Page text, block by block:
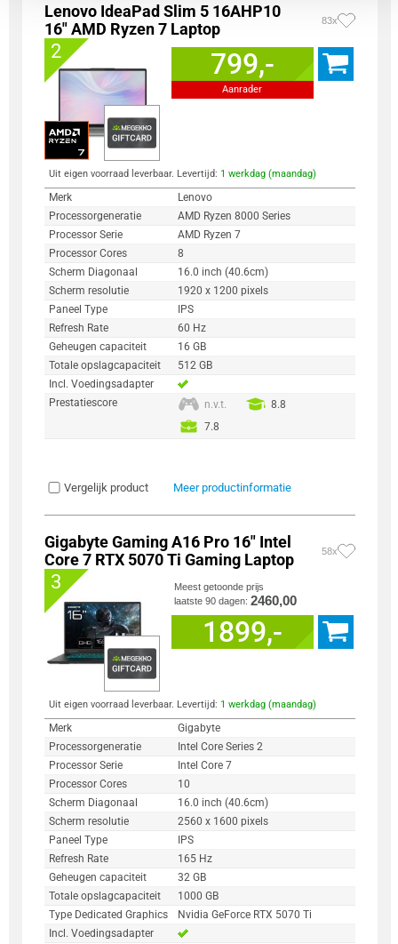
Lenovo IdeaPad Slim 5 16AHP10
16" AMD Ryzen 7 Laptop
83x
2 799,-
Aanrader
Uit eigen voorraad leverbaar. Levertijd: 1 werkdag (maandag)
Merk
Lenovo
Processorgeneratie
AMD Ryzen 8000 Series
Processor Serie
AMD Ryzen 7
Processor Cores
8
Scherm Diagonaal
16.0 inch (40.6cm)
Scherm resolutie
1920 x 1200 pixels
Paneel Type
IPS
Refresh Rate
60 Hz
Geheugen capaciteit
16 GB
Totale opslagcapaciteit
512 GB
Incl. Voedingsadapter
Prestatiescore
n.v.t.
8.8
7.8
Vergelijk product Meer productinformatie
Gigabyte Gaming A16 Pro 16" Intel
Core 7 RTX 5070 Ti Gaming Laptop
58x
3
Meest getoonde prijs
laatste 90 dagen: 2460,00
1899,-
Uit eigen voorraad leverbaar. Levertijd: 1 werkdag (maandag)
Merk
Gigabyte
Processorgeneratie
Intel Core Series 2
Processor Serie
Intel Core 7
Processor Cores
10
Scherm Diagonaal
16.0 inch (40.6cm)
Scherm resolutie
2560 x 1600 pixels
Paneel Type
IPS
Refresh Rate
165 Hz
Geheugen capaciteit
32 GB
Totale opslagcapaciteit
1000 GB
Type Dedicated Graphics
Nvidia GeForce RTX 5070 Ti
Incl. Voedingsadapter